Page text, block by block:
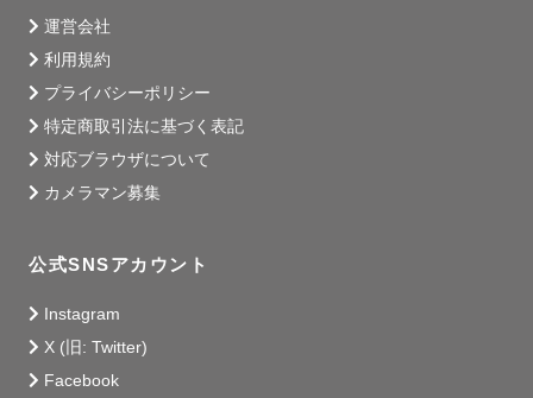
運営会社
利用規約
プライバシーポリシー
特定商取引法に基づく表記
対応ブラウザについて
カメラマン募集
公式SNSアカウント
Instagram
X (旧: Twitter)
Facebook